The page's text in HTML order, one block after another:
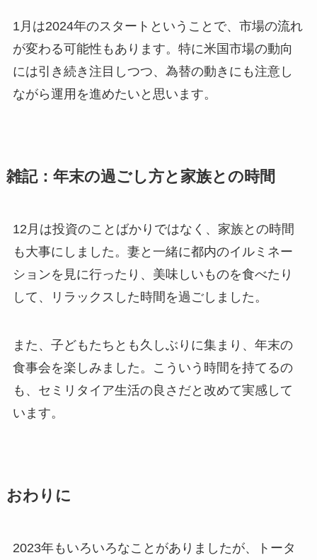
1月は2024年のスタートということで、市場の流れ
が変わる可能性もあります。特に米国市場の動向
には引き続き注目しつつ、為替の動きにも注意し
ながら運用を進めたいと思います。
雑記：年末の過ごし方と家族との時間
12月は投資のことばかりではなく、家族との時間
も大事にしました。妻と一緒に都内のイルミネー
ションを見に行ったり、美味しいものを食べたり
して、リラックスした時間を過ごしました。
また、子どもたちとも久しぶりに集まり、年末の
食事会を楽しみました。こういう時間を持てるの
も、セミリタイア生活の良さだと改めて実感して
います。
おわりに
2023年もいろいろなことがありましたが、トータ